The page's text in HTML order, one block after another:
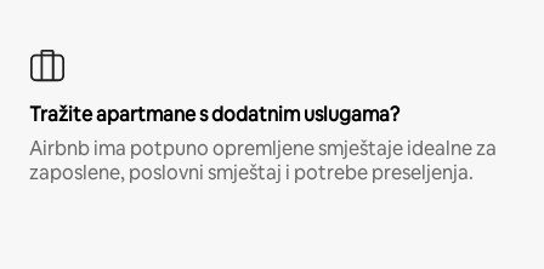
Tražite apartmane s dodatnim uslugama?
Airbnb ima potpuno opremljene smještaje idealne za
zaposlene, poslovni smještaj i potrebe preseljenja.